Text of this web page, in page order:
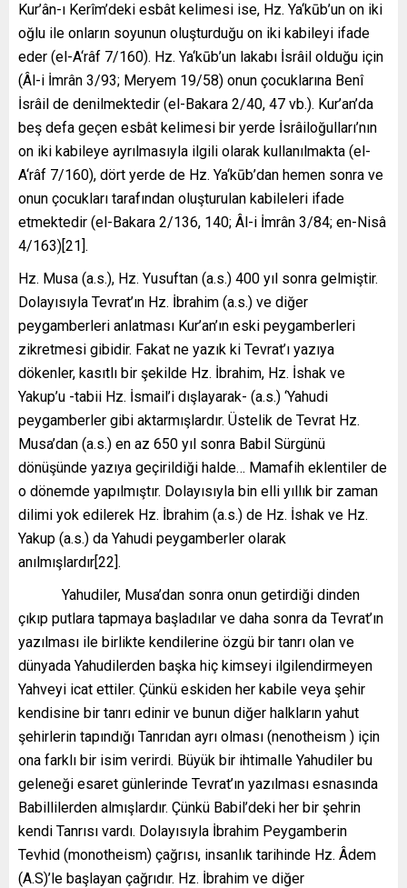
Kur’ân-ı Kerîm’deki esbât kelimesi ise, Hz. Ya‘kūb’un on iki
oğlu ile onların soyunun oluşturduğu on iki kabileyi ifade
eder (el-A‘râf 7/160). Hz. Ya‘kūb’un lakabı İsrâil olduğu için
(Âl-i İmrân 3/93; Meryem 19/58) onun çocuklarına Benî
İsrâil de denilmektedir (el-Bakara 2/40, 47 vb.). Kur’an’da
beş defa geçen esbât kelimesi bir yerde İsrâiloğulları’nın
on iki kabileye ayrılmasıyla ilgili olarak kullanılmakta (el-
A‘râf 7/160), dört yerde de Hz. Ya‘kūb’dan hemen sonra ve
onun çocukları tarafından oluşturulan kabileleri ifade
etmektedir (el-Bakara 2/136, 140; Âl-i İmrân 3/84; en-Nisâ
4/163)[21].
Hz. Musa (a.s.), Hz. Yusuftan (a.s.) 400 yıl sonra gelmiştir.
Dolayısıyla Tevrat’ın Hz. İbrahim (a.s.) ve diğer
peygamberleri anlatması Kur’an’ın eski peygamberleri
zikretmesi gibidir. Fakat ne yazık ki Tevrat’ı yazıya
dökenler, kasıtlı bir şekilde Hz. İbrahim, Hz. İshak ve
Yakup’u -tabii Hz. İsmail’i dışlayarak- (a.s.) ‘Yahudi
peygamberler gibi aktarmışlardır. Üstelik de Tevrat Hz.
Musa’dan (a.s.) en az 650 yıl sonra Babil Sürgünü
dönüşünde yazıya geçirildiği halde… Mamafih eklentiler de
o dönemde yapılmıştır. Dolayısıyla bin elli yıllık bir zaman
dilimi yok edilerek Hz. İbrahim (a.s.) de Hz. İshak ve Hz.
Yakup (a.s.) da Yahudi peygamberler olarak
anılmışlardır[22].
Yahudiler, Musa’dan sonra onun getirdiği dinden
çıkıp putlara tapmaya başladılar ve daha sonra da Tevrat’ın
yazılması ile birlikte kendilerine özgü bir tanrı olan ve
dünyada Yahudilerden başka hiç kimseyi ilgilendirmeyen
Yahveyi icat ettiler. Çünkü eskiden her kabile veya şehir
kendisine bir tanrı edinir ve bunun diğer halkların yahut
şehirlerin tapındığı Tanrıdan ayrı olması (nenotheism ) için
ona farklı bir isim verirdi. Büyük bir ihtimalle Yahudiler bu
geleneği esaret günlerinde Tevrat’ın yazılması esnasında
Babillilerden almışlardır. Çünkü Babil’deki her bir şehrin
kendi Tanrısı vardı. Dolayısıyla İbrahim Peygamberin
Tevhid (monotheism) çağrısı, insanlık tarihinde Hz. Âdem
(A.S)’le başlayan çağrıdır. Hz. İbrahim ve diğer